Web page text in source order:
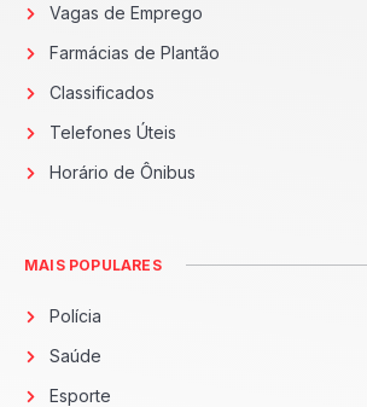
Vagas de Emprego
Farmácias de Plantão
Classificados
Telefones Úteis
Horário de Ônibus
MAIS POPULARES
Polícia
Saúde
Esporte